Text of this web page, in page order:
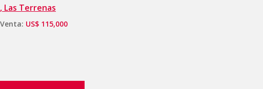
, Las Terrenas
Venta: US$ 115,000